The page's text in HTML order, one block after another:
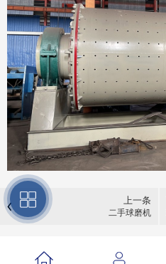
上一条
二手球磨机